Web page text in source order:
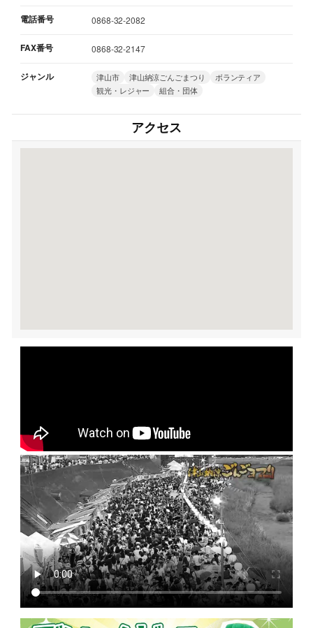
電話番号 0868-32-2082
FAX番号 0868-32-2147
ジャンル 津山市 津山納涼ごんごまつり
ボランティア
観光・レジャー
組合・団体
アクセス